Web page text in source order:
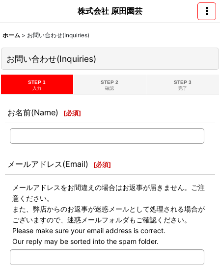
株式会社 原田園芸
ホーム > お問い合わせ(Inquiries)
お問い合わせ(Inquiries)
STEP 1
入力
STEP 2
確認
STEP 3
完了
お名前(Name) [必須]
メールアドレス(Email) [必須]
メールアドレスをお間違えの場合はお返事が届きません。ご注
意ください。
また、弊店からのお返事が迷惑メールとして処理される場合が
ございますので、迷惑メールフォルダもご確認ください。
Please make sure your email address is correct.
Our reply may be sorted into the spam folder.